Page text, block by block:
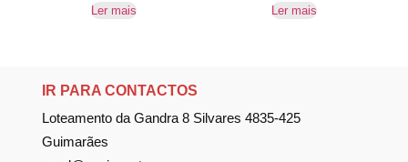
Ler mais Ler mais
IR PARA CONTACTOS
Loteamento da Gandra 8 Silvares 4835-425
Guimarães